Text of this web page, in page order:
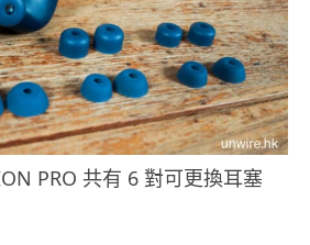
PRO 共有 6 對可更換耳塞